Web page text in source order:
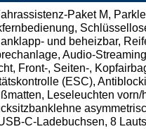
Paket M,
und beheizbar,
Audio-
Front-, Seiten-,
(ESC),
Leseleuchten
C-Ladebuchsen, 8